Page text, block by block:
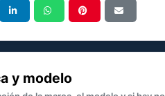
y modelo